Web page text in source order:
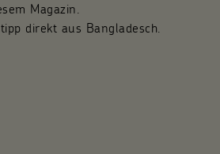
Magazin.
direkt aus Bangladesch.